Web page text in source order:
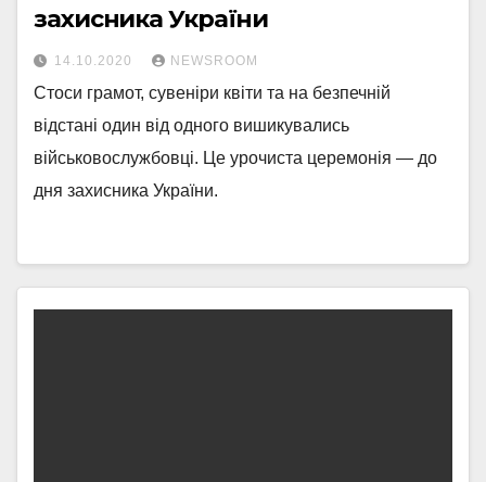
захисника України
14.10.2020 NEWSROOM
Стоси грамот, сувеніри квіти та на безпечній
відстані один від одного вишикувались
військовослужбовці. Це урочиста церемонія — до
дня захисника України.